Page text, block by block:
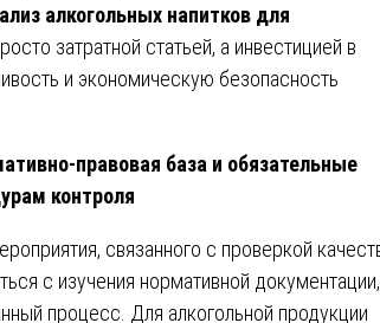
алкогольных напитков для
затратной статьей, а инвестицией в
и экономическую безопасность
правовая база и обязательные
контроля
связанного с проверкой
с изучения нормативной документации,
процесс. Для алкогольной продукции